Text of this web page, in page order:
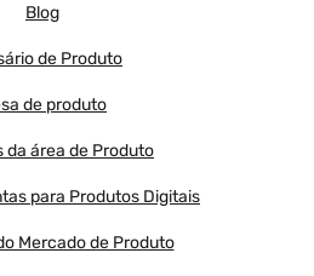
Blog
de Produto
de produto
da área de Produto
para Produtos Digitais
Mercado de Produto